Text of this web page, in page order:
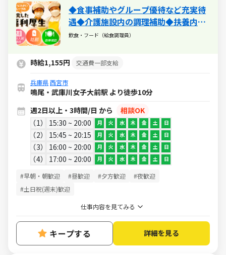
◆食事補助やグループ優待など充実待
遇◆介護施設内の調理補助◆扶養内・
WワークOK◆マニュアルに沿ったコツ
飲食・フード（給食調理員）
時給1,155円 交通費一部支給
兵庫県西宮市
鳴尾・武庫川女子大前駅 より徒歩10分
週2日以上・3時間/日 から
相談OK
1
15:30 ~ 20:00 月 火 水 木 金 土 日
2 15:45 ~ 20:15 月 火 水 木 金 土 日
3 16:00 ~ 20:00 月 火 水 木 金 土 日
4 17:00 ~ 20:00 月 火 水 木 金 土 日
#早朝・朝歓迎 #昼歓迎 #夕方歓迎
#夜歓迎
#土日祝(週末)歓迎
仕事内容を見てみる
キープする 詳細を見る